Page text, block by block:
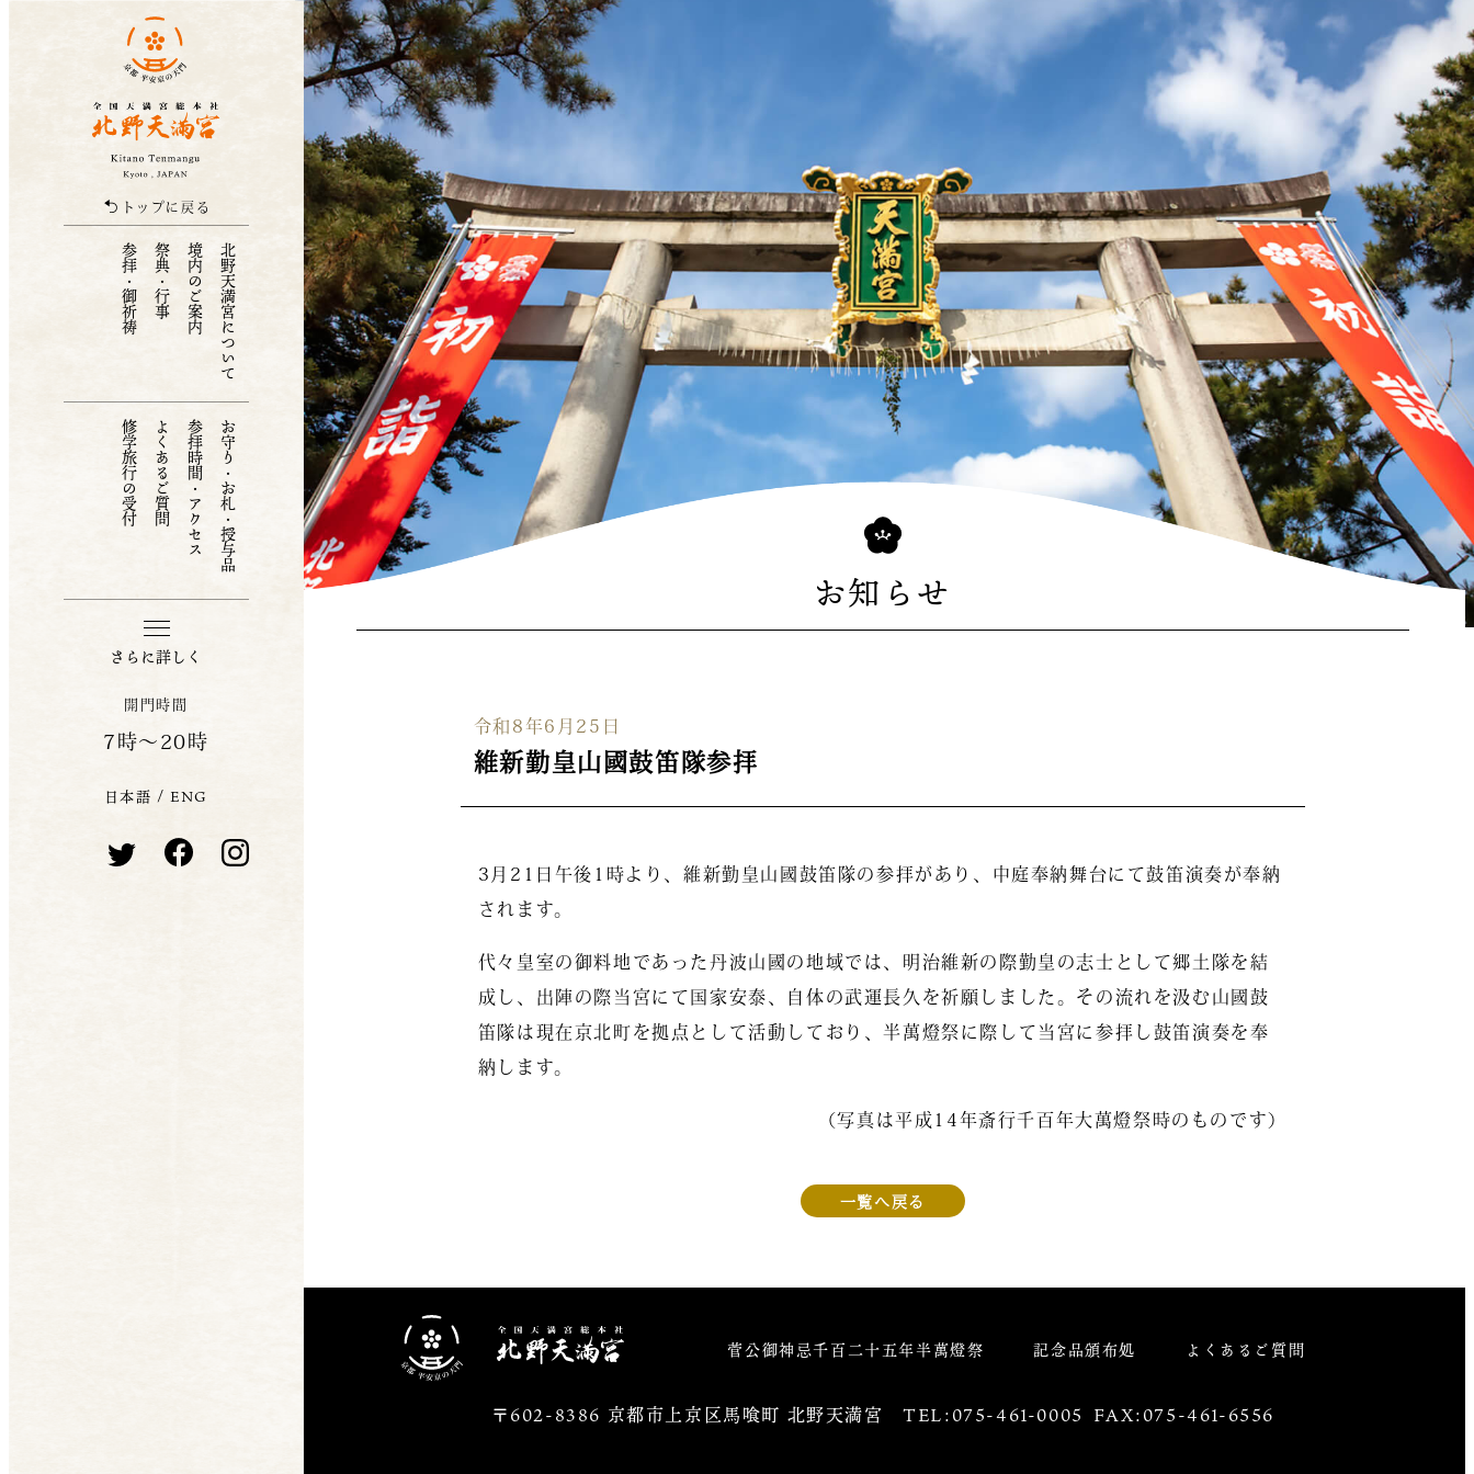
お知らせ
令和8年6月25日
維新勤皇山國鼓笛隊参拝
3月21日午後1時より、維新勤皇山國鼓笛隊の参拝があり、中庭奉納舞台にて鼓笛演奏が奉納
されます。
代々皇室の御料地であった丹波山國の地域では、明治維新の際勤皇の志士として郷土隊を結
成し、出陣の際当宮にて国家安泰、自体の武運長久を祈願しました。その流れを汲む山國鼓
笛隊は現在京北町を拠点として活動しており、半萬燈祭に際して当宮に参拝し鼓笛演奏を奉
納します。
（写真は平成14年斎行千百年大萬燈祭時のものです）
一覧へ戻る
北野天満宮 菅公御神忌千百二十五年半萬燈祭 記念品頒布処 よくあるご質問
〒602-8386 京都市上京区馬喰町 北野天満宮TEL:075-461-0005 FAX:075-461-6556
北野天満宮
トップに戻る
北野天満宮について
境内のご案内
祭典・行事
参拝・御祈祷
お守り・お札・授与品
参拝時間・アクセス
よくあるご質問
修学旅行の受付
さらに詳しく
開門時間
7時〜20時
日本語 /ENG